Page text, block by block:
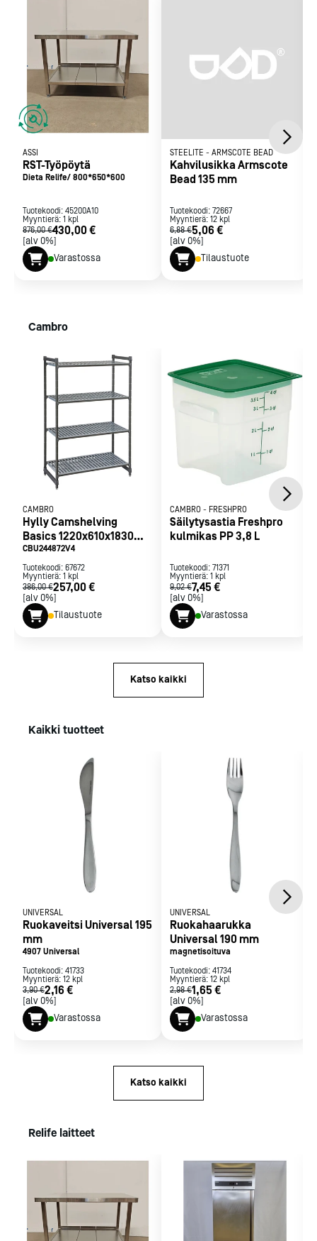
ASSI
RST-Työpöytä
Dieta Relife/ 800*650*600
Tuotekoodi: 45200A10
Myyntierä: 1 kpl
876,00 €430,00 €
[alv 0%]
Varastossa
STEELITE - ARMSCOTE BEAD
Kahvilusikka Armscote
Bead 135 mm
Tuotekoodi: 72667
Myyntierä: 12 kpl
6,88 €5,06 €
[alv 0%]
Tilaustuote
Cambro
CAMBRO
Hylly Camshelving
Basics 1220x610x1830
mm
CBU244872V4
Tuotekoodi: 67672
Myyntierä: 1 kpl
386,00 €257,00 €
[alv 0%]
Tilaustuote
CAMBRO - FRESHPRO
Säilytysastia Freshpro
kulmikas PP 3,8 L
Tuotekoodi: 71371
Myyntierä: 1 kpl
9,02 €7,45 €
[alv 0%]
Varastossa
Katso kaikki
Kaikki tuotteet
UNIVERSAL
Ruokaveitsi Universal 195
mm
4907 Universal
Tuotekoodi: 41733
Myyntierä: 12 kpl
3,90 €2,16 €
[alv 0%]
Varastossa
UNIVERSAL
Ruokahaarukka
Universal 190 mm
magnetisoituva
Tuotekoodi: 41734
Myyntierä: 12 kpl
2,98 €1,65 €
[alv 0%]
Varastossa
Katso kaikki
Relife laitteet